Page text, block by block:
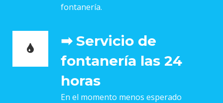
fontanería.
➡ Servicio de
fontanería las 24
horas
En el momento menos esperado